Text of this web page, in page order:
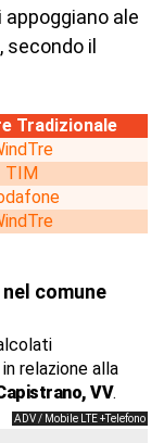
ale
il
Tradizionale
TIM
comune
relazione alla
VV.
ADV / Mobile LTE +Telefono